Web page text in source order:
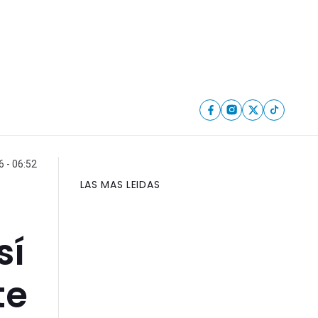
- 06:52
LAS MAS LEIDAS